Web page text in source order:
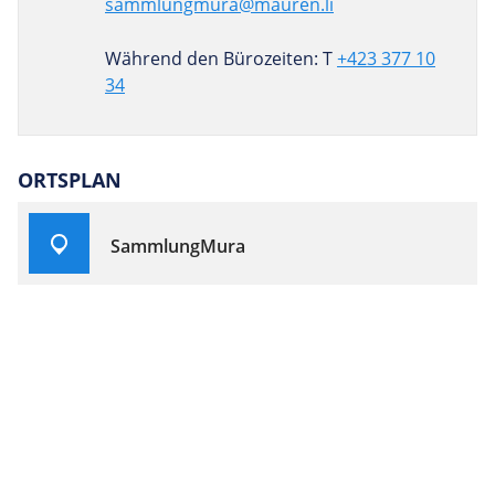
Während den Bürozeiten: T+423 377 10
34
ORTSPLAN
SammlungMura